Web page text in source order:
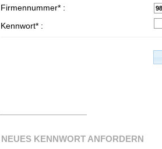
Firmennummer* :
Kennwort* :
NEUES KENNWORT ANFORDERN